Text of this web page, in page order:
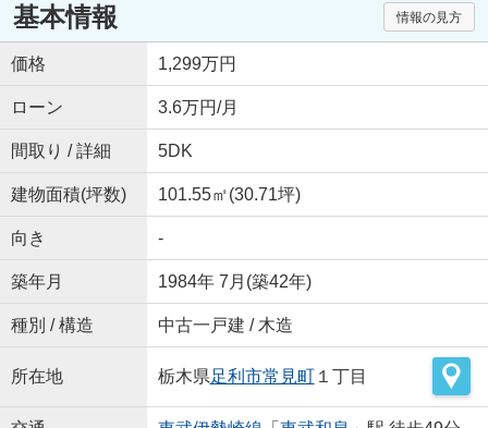
基本情報 情報の見方
価格 1,299万円
ローン 3.6万円/月
間取り / 詳細 5DK
建物面積(坪数) 101.55㎡(30.71坪)
向き -
築年月 1984年 7月(築42年)
種別 / 構造 中古一戸建 / 木造
所在地 栃木県足利市常見町１丁目